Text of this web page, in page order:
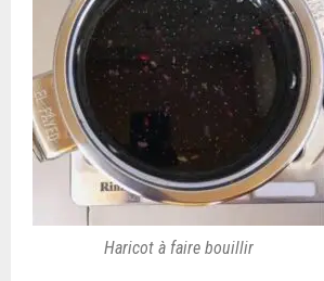
Haricot à faire bouillir